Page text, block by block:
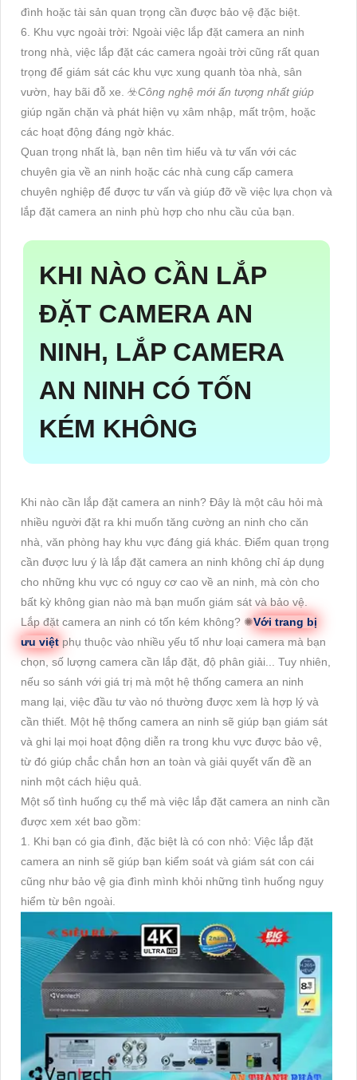
đình hoặc tài sản quan trọng cần được bảo vệ đặc biệt.
6. Khu vực ngoài trời: Ngoài việc lắp đặt camera an ninh
trong nhà, việc lắp đặt các camera ngoài trời cũng rất quan
trọng để giám sát các khu vực xung quanh tòa nhà, sân
vườn, hay bãi đỗ xe. ☣️Công nghệ mới ấn tượng nhất giúp
giúp ngăn chặn và phát hiện vụ xâm nhập, mất trộm, hoặc
các hoạt động đáng ngờ khác.
Quan trọng nhất là, bạn nên tìm hiểu và tư vấn với các
chuyên gia về an ninh hoặc các nhà cung cấp camera
chuyên nghiệp để được tư vấn và giúp đỡ về việc lựa chọn và
lắp đặt camera an ninh phù hợp cho nhu cầu của bạn.
KHI NÀO CẦN LẮP
ĐẶT CAMERA AN
NINH, LẮP CAMERA
AN NINH CÓ TỐN
KÉM KHÔNG
Khi nào cần lắp đặt camera an ninh? Đây là một câu hỏi mà
nhiều người đặt ra khi muốn tăng cường an ninh cho căn
nhà, văn phòng hay khu vực đáng giá khác. Điểm quan trọng
cần được lưu ý là lắp đặt camera an ninh không chỉ áp dụng
cho những khu vực có nguy cơ cao về an ninh, mà còn cho
bất kỳ không gian nào mà bạn muốn giám sát và bảo vệ.
Lắp đặt camera an ninh có tốn kém không? ✺Với trang bị
ưu việt phụ thuộc vào nhiều yếu tố như loại camera mà bạn
chọn, số lượng camera cần lắp đặt, độ phân giải... Tuy nhiên,
nếu so sánh với giá trị mà một hệ thống camera an ninh
mang lại, việc đầu tư vào nó thường được xem là hợp lý và
cần thiết. Một hệ thống camera an ninh sẽ giúp bạn giám sát
và ghi lại mọi hoạt động diễn ra trong khu vực được bảo vệ,
từ đó giúp chắc chắn hơn an toàn và giải quyết vấn đề an
ninh một cách hiệu quả.
Một số tình huống cụ thể mà việc lắp đặt camera an ninh cần
được xem xét bao gồm:
1. Khi bạn có gia đình, đặc biệt là có con nhỏ: Việc lắp đặt
camera an ninh sẽ giúp bạn kiểm soát và giám sát con cái
cũng như bảo vệ gia đình mình khỏi những tình huống nguy
hiểm từ bên ngoài.